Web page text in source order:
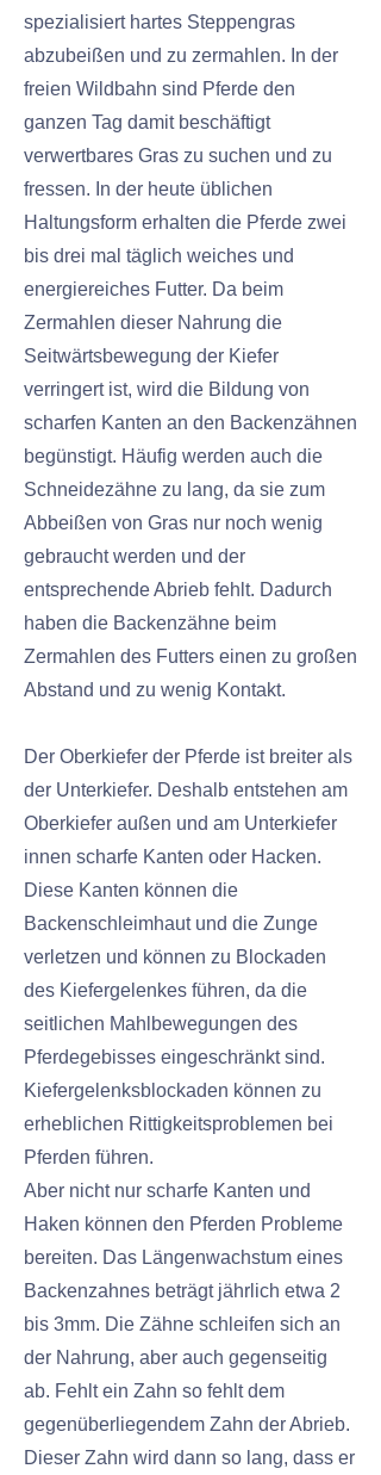
spezialisiert hartes Steppengras
abzubeißen und zu zermahlen. In der
freien Wildbahn sind Pferde den
ganzen Tag damit beschäftigt
verwertbares Gras zu suchen und zu
fressen. In der heute üblichen
Haltungsform erhalten die Pferde zwei
bis drei mal täglich weiches und
energiereiches Futter. Da beim
Zermahlen dieser Nahrung die
Seitwärtsbewegung der Kiefer
verringert ist, wird die Bildung von
scharfen Kanten an den Backenzähnen
begünstigt. Häufig werden auch die
Schneidezähne zu lang, da sie zum
Abbeißen von Gras nur noch wenig
gebraucht werden und der
entsprechende Abrieb fehlt. Dadurch
haben die Backenzähne beim
Zermahlen des Futters einen zu großen
Abstand und zu wenig Kontakt.
Der Oberkiefer der Pferde ist breiter als
der Unterkiefer. Deshalb entstehen am
Oberkiefer außen und am Unterkiefer
innen scharfe Kanten oder Hacken.
Diese Kanten können die
Backenschleimhaut und die Zunge
verletzen und können zu Blockaden
des Kiefergelenkes führen, da die
seitlichen Mahlbewegungen des
Pferdegebisses eingeschränkt sind.
Kiefergelenksblockaden können zu
erheblichen Rittigkeitsproblemen bei
Pferden führen.
Aber nicht nur scharfe Kanten und
Haken können den Pferden Probleme
bereiten. Das Längenwachstum eines
Backenzahnes beträgt jährlich etwa 2
bis 3mm. Die Zähne schleifen sich an
der Nahrung, aber auch gegenseitig
ab. Fehlt ein Zahn so fehlt dem
gegenüberliegendem Zahn der Abrieb.
Dieser Zahn wird dann so lang, dass er